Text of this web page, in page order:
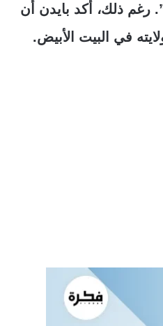
رغم ذلك، أكد بايدن أن
في البيت الأبيض.